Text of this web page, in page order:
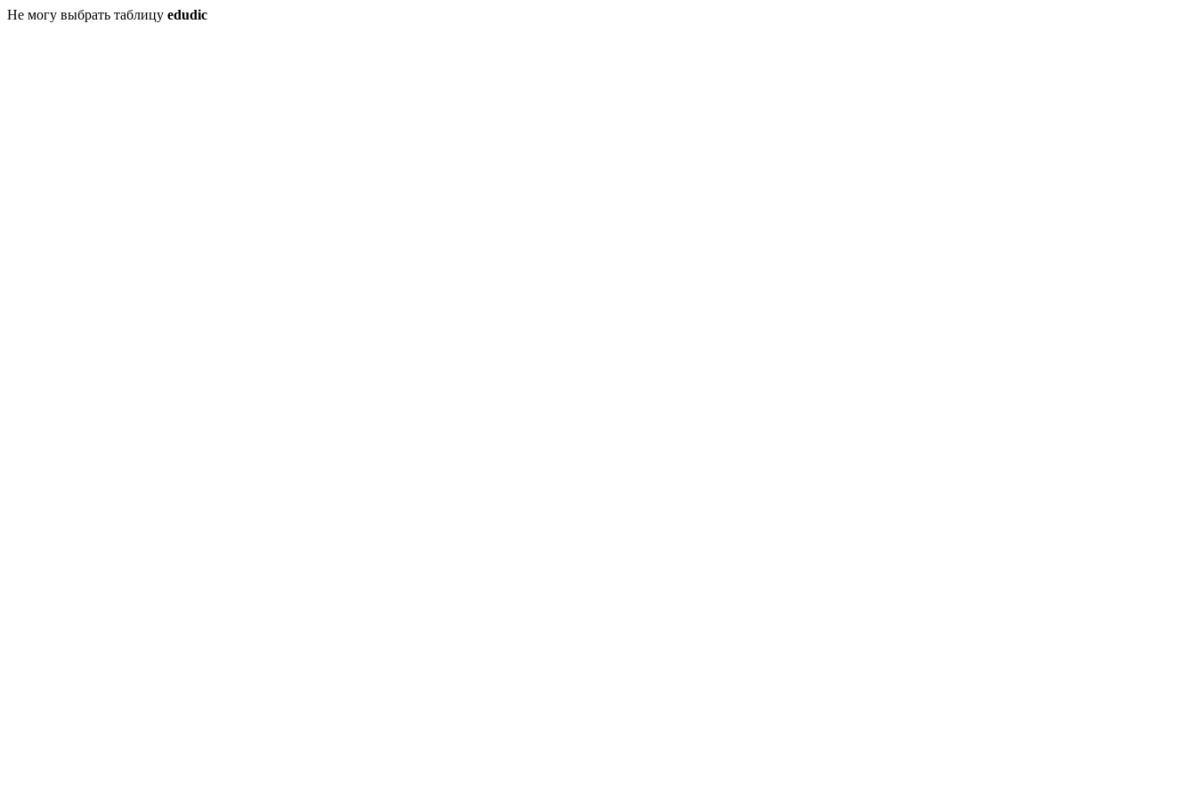
Не могу выбрать таблицу edudic